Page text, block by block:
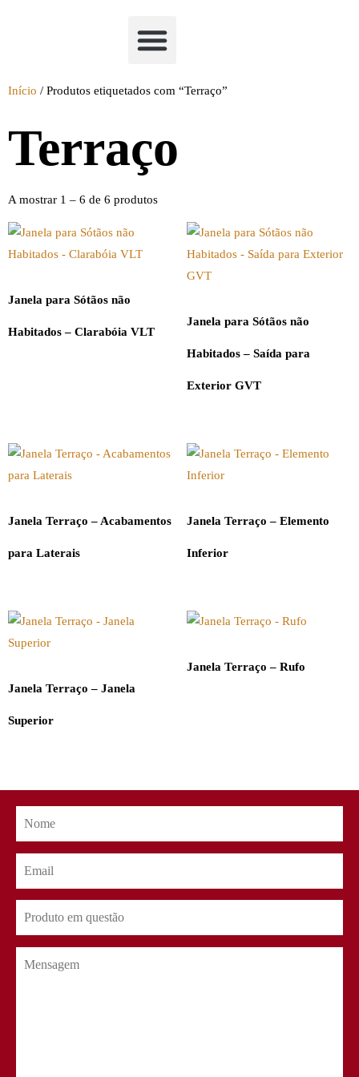
Início / Produtos etiquetados com “Terraço”
Terraço
A mostrar 1 – 6 de 6 produtos
Janela para Sótãos não
Habitados – Clarabóia VLT
Janela para Sótãos não
Habitados – Saída para
Exterior GVT
Janela Terraço – Acabamentos
para Laterais
Janela Terraço – Elemento
Inferior
Janela Terraço – Janela
Superior
Janela Terraço – Rufo